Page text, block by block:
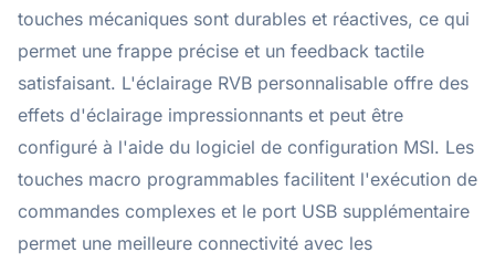
touches mécaniques sont durables et réactives, ce qui
permet une frappe précise et un feedback tactile
satisfaisant. L'éclairage RVB personnalisable offre des
effets d'éclairage impressionnants et peut être
configuré à l'aide du logiciel de configuration MSI. Les
touches macro programmables facilitent l'exécution de
commandes complexes et le port USB supplémentaire
permet une meilleure connectivité avec les